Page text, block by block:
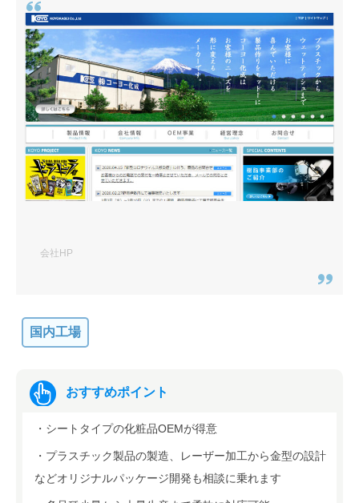
会社HP
国内工場
おすすめポイント
・シートタイプの化粧品OEMが得意
・プラスチック製品の製造、レーザー加工から金型の設計
などオリジナルパッケージ開発も相談に乗れます